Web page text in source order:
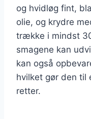
og hvidløg fint,
olie, og krydre
trække i mindst
smagene kan
kan også
hvilket gør den til
retter.